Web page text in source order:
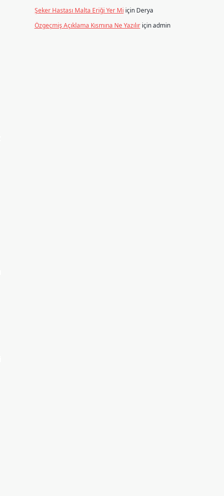
Şeker Hastası Malta Eriği Yer Mi için Derya
Özgeçmiş Açıklama Kısmına Ne Yazılıriçinadmin